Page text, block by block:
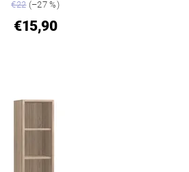
€22(–27 %)
€15,90